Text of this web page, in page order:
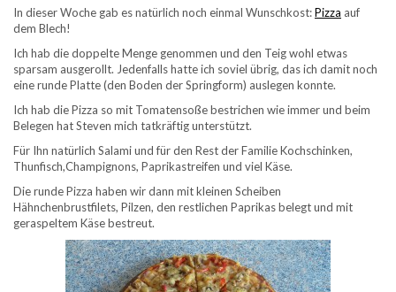
In dieser Woche gab es natürlich noch einmal Wunschkost:Pizza auf
dem Blech!
Ich hab die doppelte Menge genommen und den Teig wohl etwas
sparsam ausgerollt. Jedenfalls hatte ich soviel übrig, das ich damit noch
eine runde Platte (den Boden der Springform) auslegen konnte.
Ich hab die Pizza so mit Tomatensoße bestrichen wie immer und beim
Belegen hat Steven mich tatkräftig unterstützt.
Für Ihn natürlich Salami und für den Rest der Familie Kochschinken,
Thunfisch,Champignons, Paprikastreifen und viel Käse.
Die runde Pizza haben wir dann mit kleinen Scheiben
Hähnchenbrustfilets, Pilzen, den restlichen Paprikas belegt und mit
geraspeltem Käse bestreut.